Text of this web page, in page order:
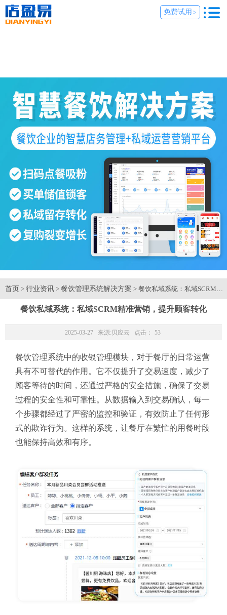
免费试用 >
首页 > 行业资讯 > 餐饮管理系统解决方案 > 餐饮私域系统：私域SCRM精
餐饮私域系统：私域SCRM精准营销，提升顾客转化
2025-03-27 来源: 贝应云 点击： 53
餐饮管理系统中的收银管理模块，对于餐厅的日常运营
具有不可替代的作用。它不仅提升了交易速度，减少了
顾客等待的时间，还通过严格的安全措施，确保了交易
过程的安全性和可靠性。从数据输入到交易确认，每一
个步骤都经过了严密的监控和验证，有效防止了任何形
式的欺诈行为。这样的系统，让餐厅在繁忙的用餐时段
也能保持高效和有序。